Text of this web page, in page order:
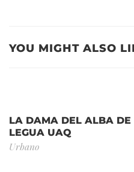
YOU MIGHT ALSO
LA DAMA DEL ALBA DE
LEGUA UAQ
Urbano